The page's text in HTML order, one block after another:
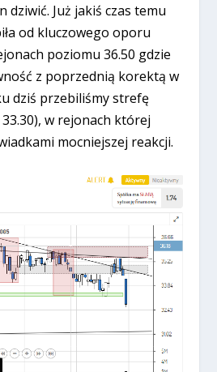
dziwić. Już jakiś czas temu
od kluczowego oporu
poziomu 36.50 gdzie
z poprzednią korektą w
dziś przebiliśmy strefę
w rejonach której
mocniejszej reakcji.